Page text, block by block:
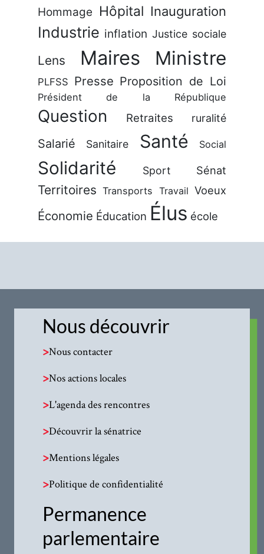
Hommage Hôpital Inauguration
Industrie inflation Justice sociale
Lens Maires Ministre
PLFSS Presse Proposition de Loi
Président de la République
Question Retraites ruralité
Salarié Sanitaire Santé Social
Solidarité Sport Sénat
Territoires Transports Travail Voeux
Économie Éducation Élus école
Nous découvrir
>Nous contacter
>Nos actions locales
>L'agenda des rencontres
>Découvrir la sénatrice
>Mentions légales
>Politique de confidentialité
Permanence
parlementaire